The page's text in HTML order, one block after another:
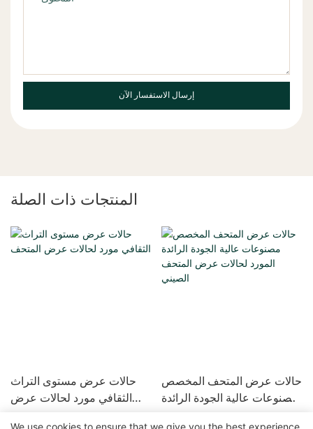
إرسال الاستفسار الآن
المنتجات ذات الصلة
حالات عرض مستوى التراث
الثقافي مورد لحالات عرض
حالات عرض المتحف المخصص
مصنوعات عالية الجودة الرائدة
We use cookies to ensure that we give you the best experience